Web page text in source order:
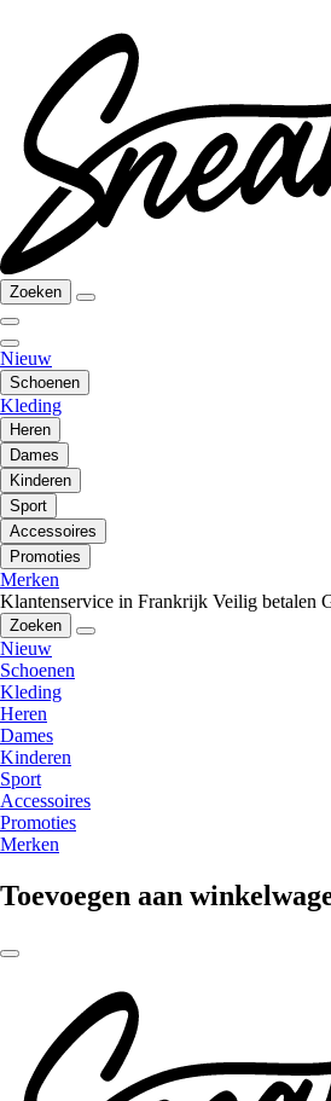
Zoeken
Nieuw
Schoenen
Kleding
Heren
Dames
Kinderen
Sport
Accessoires
Promoties
Merken
Klantenservice in Frankrijk Veilig betalen
Zoeken
Nieuw
Schoenen
Kleding
Heren
Dames
Kinderen
Sport
Accessoires
Promoties
Merken
Toevoegen aan